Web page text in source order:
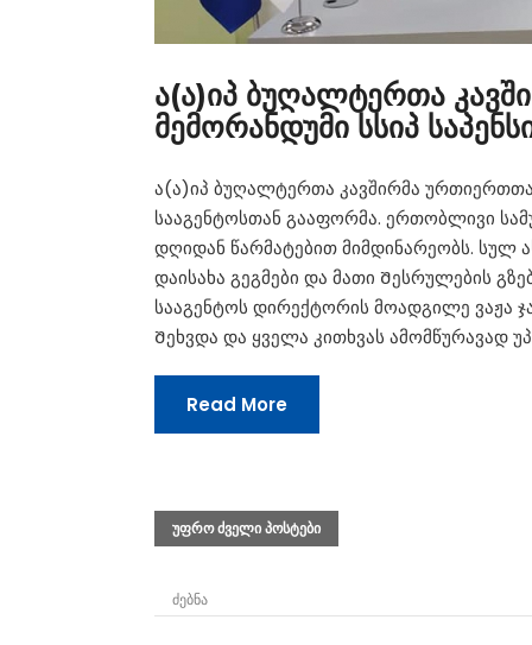
ა(ა)იპ ბუღალტერთა
მემორანდუმი სსიპ
ა(ა)იპ ბუღალტერთა კავშირმა
სააგენტოსთან გააფორმა. ერთობლივი
დღიდან წარმატებით მიმდინარეობს. სულ
დაისახა გეგმები და მათი Შესრულების
სააგენტოს დირექტორის მოადგილე
Შეხვდა და ყველა კითხვას ამომწურავად
Read More
პოსტების
ᲣᲤᲠᲝ ᲫᲕᲔᲚᲘ ᲞᲝᲡᲢᲔᲑᲘ